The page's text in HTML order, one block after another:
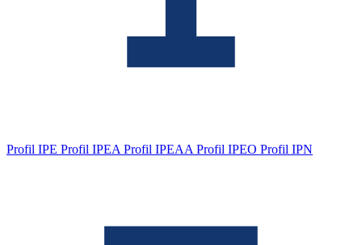
Profil IPE Profil IPEA Profil IPEAA Profil IPEO Profil IPN